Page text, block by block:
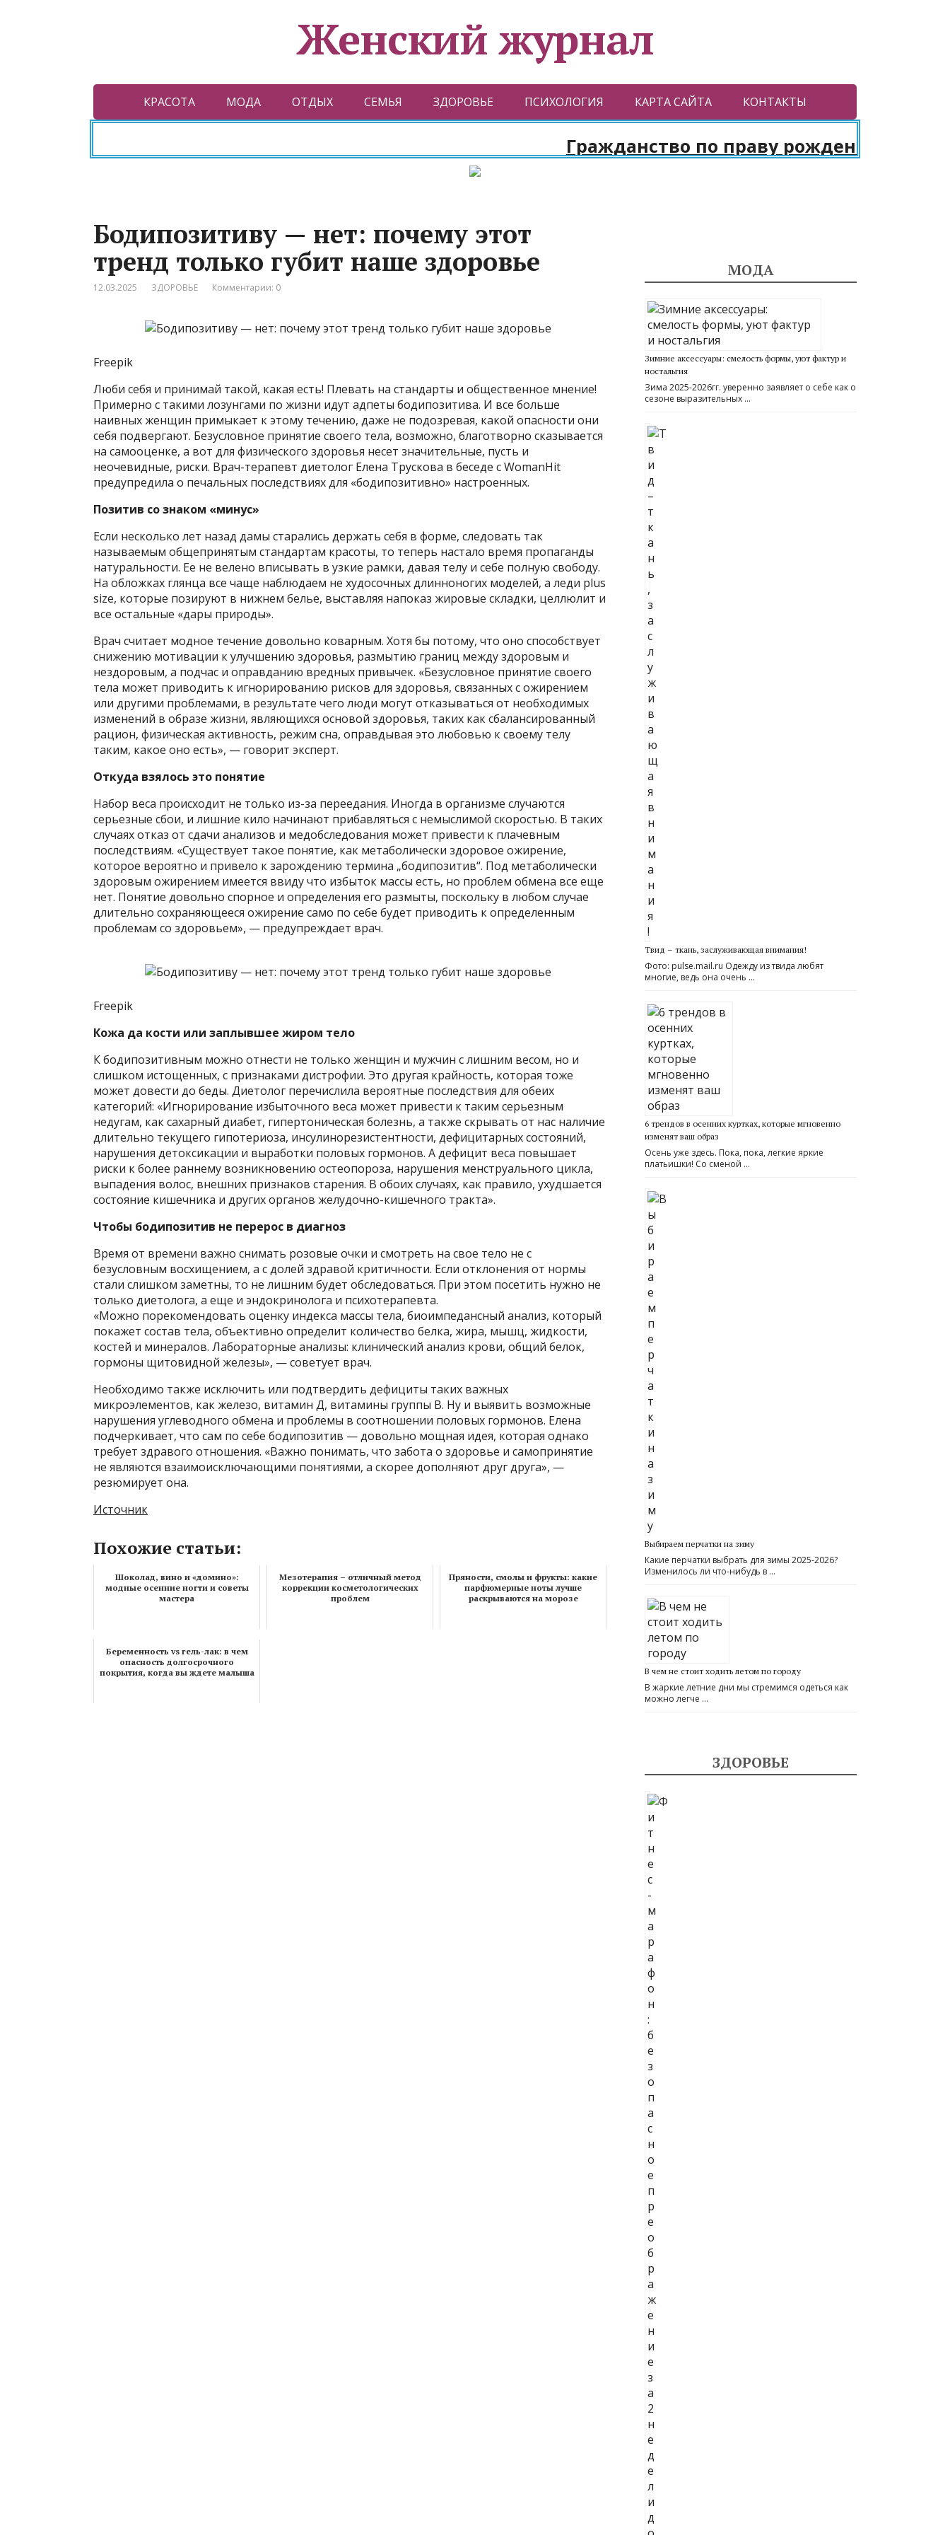
Женский журнал
КРАСОТА МОДА ОТДЫХ СЕМЬЯ ЗДОРОВЬЕ ПСИХОЛОГИЯ КАРТА САЙТА КОНТАКТЫ
Гражданство по праву рождения. Паспорт
Бодипозитиву — нет: почему этот
тренд только губит наше здоровье
12.03.2025 ЗДОРОВЬЕ Комментарии: 0
Freepik
Люби себя и принимай такой, какая есть! Плевать на стандарты и общественное мнение!
Примерно с такими лозунгами по жизни идут адпеты бодипозитива. И все больше
наивных женщин примыкает к этому течению, даже не подозревая, какой опасности они
себя подвергают. Безусловное принятие своего тела, возможно, благотворно сказывается
на самооценке, а вот для физического здоровья несет значительные, пусть и
неочевидные, риски. Врач-терапевт диетолог Елена Трускова в беседе с WomanHit
предупредила о печальных последствиях для «бодипозитивно» настроенных.
Позитив со знаком «минус»
Если несколько лет назад дамы старались держать себя в форме, следовать так
называемым общепринятым стандартам красоты, то теперь настало время пропаганды
натуральности. Ее не велено вписывать в узкие рамки, давая телу и себе полную свободу.
На обложках глянца все чаще наблюдаем не худосочных длинноногих моделей, а леди plus
size, которые позируют в нижнем белье, выставляя напоказ жировые складки, целлюлит и
все остальные «дары природы».
Врач считает модное течение довольно коварным. Хотя бы потому, что оно способствует
снижению мотивации к улучшению здоровья, размытию границ между здоровым и
нездоровым, а подчас и оправданию вредных привычек. «Безусловное принятие своего
тела может приводить к игнорированию рисков для здоровья, связанных с ожирением
или другими проблемами, в результате чего люди могут отказываться от необходимых
изменений в образе жизни, являющихся основой здоровья, таких как сбалансированный
рацион, физическая активность, режим сна, оправдывая это любовью к своему телу
таким, какое оно есть», — говорит эксперт.
Откуда взялось это понятие
Набор веса происходит не только из-за переедания. Иногда в организме случаются
серьезные сбои, и лишние кило начинают прибавляться с немыслимой скоростью. В таких
случаях отказ от сдачи анализов и медобследования может привести к плачевным
последствиям. «Существует такое понятие, как метаболически здоровое ожирение,
которое вероятно и привело к зарождению термина „бодипозитив“. Под метаболически
здоровым ожирением имеется ввиду что избыток массы есть, но проблем обмена все еще
нет. Понятие довольно спорное и определения его размыты, поскольку в любом случае
длительно сохраняющееся ожирение само по себе будет приводить к определенным
проблемам со здоровьем», — предупреждает врач.
Freepik
Кожа да кости или заплывшее жиром тело
К бодипозитивным можно отнести не только женщин и мужчин с лишним весом, но и
слишком истощенных, с признаками дистрофии. Это другая крайность, которая тоже
может довести до беды. Диетолог перечислила вероятные последствия для обеих
категорий: «Игнорирование избыточного веса может привести к таким серьезным
недугам, как сахарный диабет, гипертоническая болезнь, а также скрывать от нас наличие
длительно текущего гипотериоза, инсулинорезистентности, дефицитарных состояний,
нарушения детоксикации и выработки половых гормонов. А дефицит веса повышает
риски к более раннему возникновению остеопороза, нарушения менструального цикла,
выпадения волос, внешних признаков старения. В обоих случаях, как правило, ухудшается
состояние кишечника и других органов желудочно-кишечного тракта».
Чтобы бодипозитив не перерос в диагноз
Время от времени важно снимать розовые очки и смотреть на свое тело не с
безусловным восхищением, а с долей здравой критичности. Если отклонения от нормы
стали слишком заметны, то не лишним будет обследоваться. При этом посетить нужно не
только диетолога, а еще и эндокринолога и психотерапевта.
«Можно порекомендовать оценку индекса массы тела, биоимпедансный анализ, который
покажет состав тела, объективно определит количество белка, жира, мышц, жидкости,
костей и минералов. Лабораторные анализы: клинический анализ крови, общий белок,
гормоны щитовидной железы», — советует врач.
Необходимо также исключить или подтвердить дефициты таких важных
микроэлементов, как железо, витамин Д, витамины группы В. Ну и выявить возможные
нарушения углеводного обмена и проблемы в соотношении половых гормонов. Елена
подчеркивает, что сам по себе бодипозитив — довольно мощная идея, которая однако
требует здравого отношения. «Важно понимать, что забота о здоровье и самопринятие
не являются взаимоисключающими понятиями, а скорее дополняют друг друга», —
резюмирует она.
Источник
Похожие статьи:
Шоколад, вино и «домино»:
модные осенние ногти и советы
мастера
Мезотерапия – отличный метод
коррекции косметологических
проблем
Пряности, смолы и фрукты: какие
парфюмерные ноты лучше
раскрываются на морозе
Беременность vs гель-лак: в чем
опасность долгосрочного
покрытия, когда вы ждете малыша
МОДА
Зимние аксессуары: смелость формы, уют фактур и
ностальгия
Зима 2025-2026гг. уверенно заявляет о себе как о
сезоне выразительных …
Твид – ткань, заслуживающая внимания!
Фото: pulse.mail.ru Одежду из твида любят
многие, ведь она очень …
6 трендов в осенних куртках, которые мгновенно
изменят ваш образ
Осень уже здесь. Пока, пока, легкие яркие
платьишки! Со сменой …
Выбираем перчатки на зиму
Какие перчатки выбрать для зимы 2025-2026?
Изменилось ли что-нибудь в …
В чем не стоит ходить летом по городу
В жаркие летние дни мы стремимся одеться как
можно легче …
ЗДОРОВЬЕ